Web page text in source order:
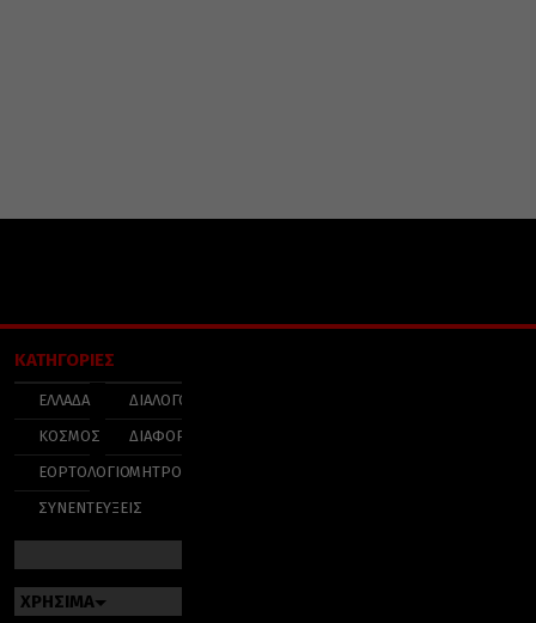
ΚΑΤΗΓΟΡΙΕΣ
ΕΛΛΑΔΑ
ΚΟΣΜΟΣ
ΕΟΡΤΟΛΟΓΙΟ
ΣΥΝΕΝΤΕΥΞΕΙΣ
ΔΙΑΛΟΓΟΣ
ΔΙΑΦΟΡΑ
ΜΗΤΡΟΠΟΛΕΙΣ
ΧΡΗΣΙΜΑ